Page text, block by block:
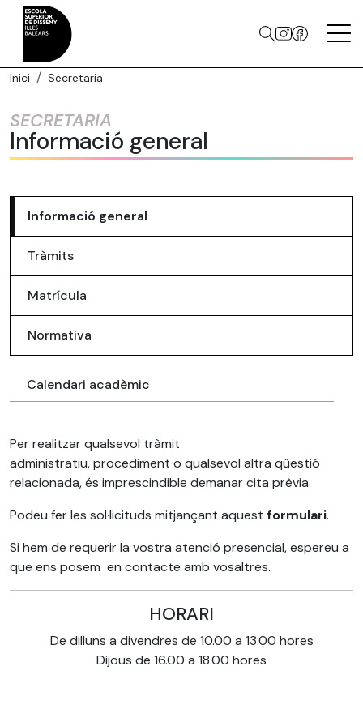
Inici Secretaria
SECRETARIA
Informació general
Informació general
Tràmits
Matrícula
Normativa
Calendari acadèmic
Per realitzar qualsevol tràmit
administratiu,procediment o qualsevol altra qüestió
relacionada, és imprescindible demanar cita prèvia.
Podeu fer les sol·licituds mitjançant aquest formulari.
Si hem de requerirla vostra atenció presencial,espereu a
que ens posem en contacte amb vosaltres.
HORARI
De dilluns a divendres de 10.00 a 13.00 hores
Dijous de 16.00 a 18.00 hores